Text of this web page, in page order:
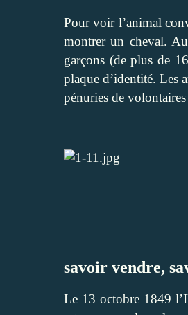
Pour voir l’animal
montrer un cheval.
garçons (de plus de
plaque d’identité. Les
pénuries de
savoir vendre,
Le 13 octobre 1849